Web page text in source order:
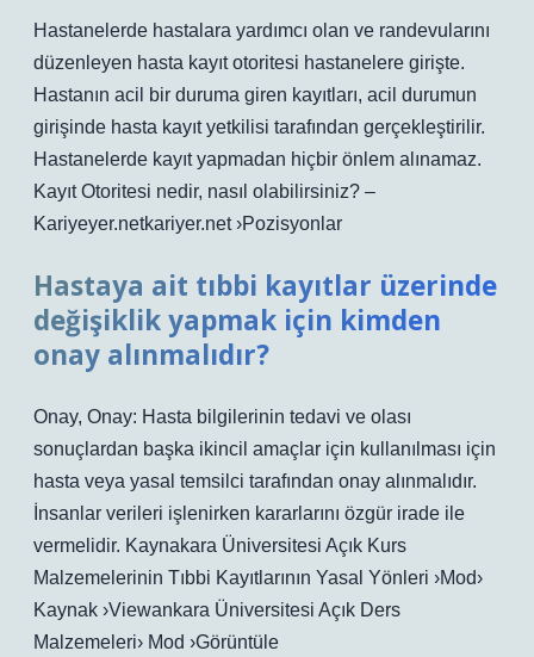
Hastanelerde hastalara yardımcı olan ve randevularını
düzenleyen hasta kayıt otoritesi hastanelere girişte.
Hastanın acil bir duruma giren kayıtları, acil durumun
girişinde hasta kayıt yetkilisi tarafından gerçekleştirilir.
Hastanelerde kayıt yapmadan hiçbir önlem alınamaz.
Kayıt Otoritesi nedir, nasıl olabilirsiniz? –
Kariyeyer.netkariyer.net ›Pozisyonlar
Hastaya ait tıbbi kayıtlar üzerinde
değişiklik yapmak için kimden
onay alınmalıdır?
Onay, Onay: Hasta bilgilerinin tedavi ve olası
sonuçlardan başka ikincil amaçlar için kullanılması için
hasta veya yasal temsilci tarafından onay alınmalıdır.
İnsanlar verileri işlenirken kararlarını özgür irade ile
vermelidir. Kaynakara Üniversitesi Açık Kurs
Malzemelerinin Tıbbi Kayıtlarının Yasal Yönleri ›Mod›
Kaynak ›Viewankara Üniversitesi Açık Ders
Malzemeleri› Mod ›Görüntüle